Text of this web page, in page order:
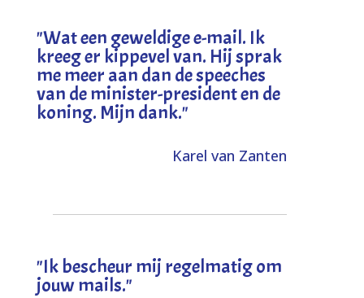
"Wat een geweldige e-mail. Ik
kreeg er kippevel van. Hij sprak
me meer aan dan de speeches
van de minister-president en de
koning. Mijn dank."
Karel van Zanten
"Ik bescheur mij regelmatig om
jouw mails."